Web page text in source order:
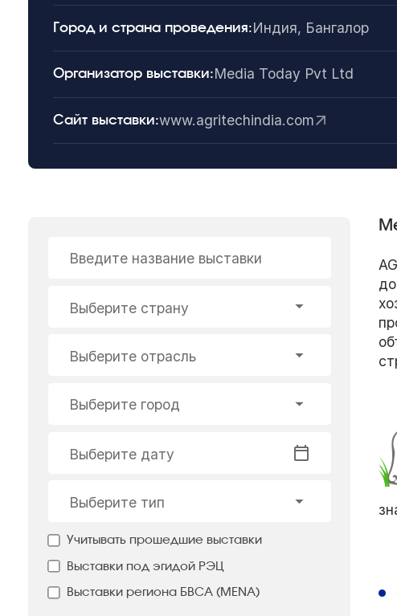
Город и страна проведения:Индия, Бангалор
Организатор выставки:Media Today Pvt Ltd
Сайт выставки:www.agritechindia.com
Введите название выставки
Выберите страну
Выберите отрасль
Выберите город
Выберите дату
Выберите тип
Учитывать прошедшие выставки
Выставки под эгидой РЭЦ
Выставки региона БВСА (MENA)